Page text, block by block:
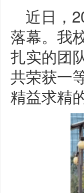
近日，
落幕。我
扎实的团
共荣获一
精益求精